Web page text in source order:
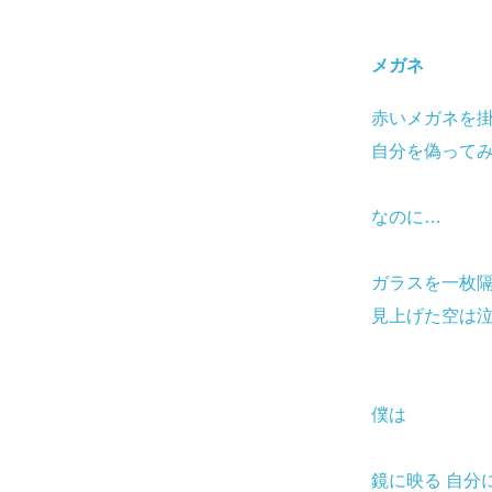
メガネ
赤いメガネを
自分を偽ってみ
なのに…
ガラスを一枚隔
見上げた空は泣
僕は